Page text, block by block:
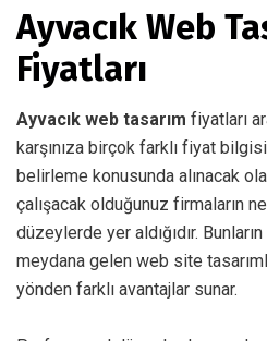
Ayvacık Web
Fiyatları
Ayvacık web tasarım fiyatları
karşınıza birçok farklı fiyat
belirleme konusunda alınacak
çalışacak olduğunuz firmaların
düzeylerde yer aldığıdır.
meydana gelen web site
yönden farklı avantajlar sunar.